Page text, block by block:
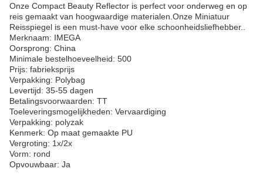
Onze Compact Beauty Reflector is perfect voor onderweg en op
reis gemaakt van hoogwaardige materialen.Onze Miniatuur
Reisspiegel is een must-have voor elke schoonheidsliefhebber..
Merknaam: IMEGA
Oorsprong: China
Minimale bestelhoeveelheid: 500
Prijs: fabrieksprijs
Verpakking: Polybag
Levertijd: 35-55 dagen
Betalingsvoorwaarden: TT
Toeleveringsmogelijkheden: Vervaardiging
Verpakking: polyzak
Kenmerk: Op maat gemaakte PU
Vergroting: 1x/2x
Vorm: rond
Opvouwbaar: Ja